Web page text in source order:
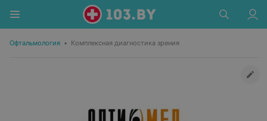
Офтальмология • Комплексная диагностика зрения